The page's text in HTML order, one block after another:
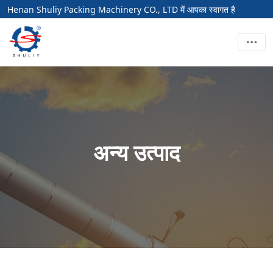
Henan Shuliy Packing Machinery CO., LTD में आपका स्वागत है
अन्य उत्पाद